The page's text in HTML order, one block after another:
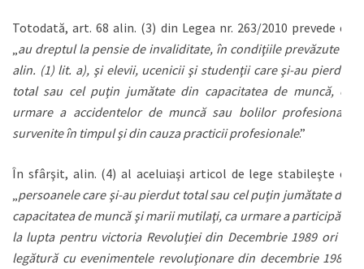
Totodată, art. 68 alin. (3) din Legea nr. 263/2010 prevede că
au dreptul la pensie de invaliditate, în condiţiile prevăzute la
alin. (1) lit. a), şi elevii, ucenicii şi studenţii care şi-au pierdut
total sau cel puţin jumătate din capacitatea de muncă, ca
urmare a accidentelor de muncă sau bolilor profesionale
survenite în timpul şi din cauza practicii profesionale.”
În sfârşit, alin. (4) al aceluiaşi articol de lege stabileşte că
persoanele care şi-au pierdut total sau cel puţin jumătate din
capacitatea de muncă şi marii mutilaţi, ca urmare a participării
la lupta pentru victoria Revoluţiei din Decembrie 1989 ori în
legătură cu evenimentele revoluţionare din decembrie 1989,